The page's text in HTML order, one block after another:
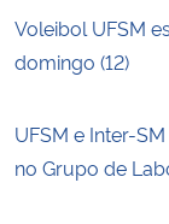
Voleibol UFSM
domingo (12)
UFSM e Inter-
no Grupo de